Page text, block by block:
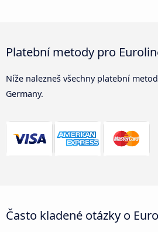
Platební metody pro
Níže nalezneš všechny platební
Germany.
Často kladené otázky o